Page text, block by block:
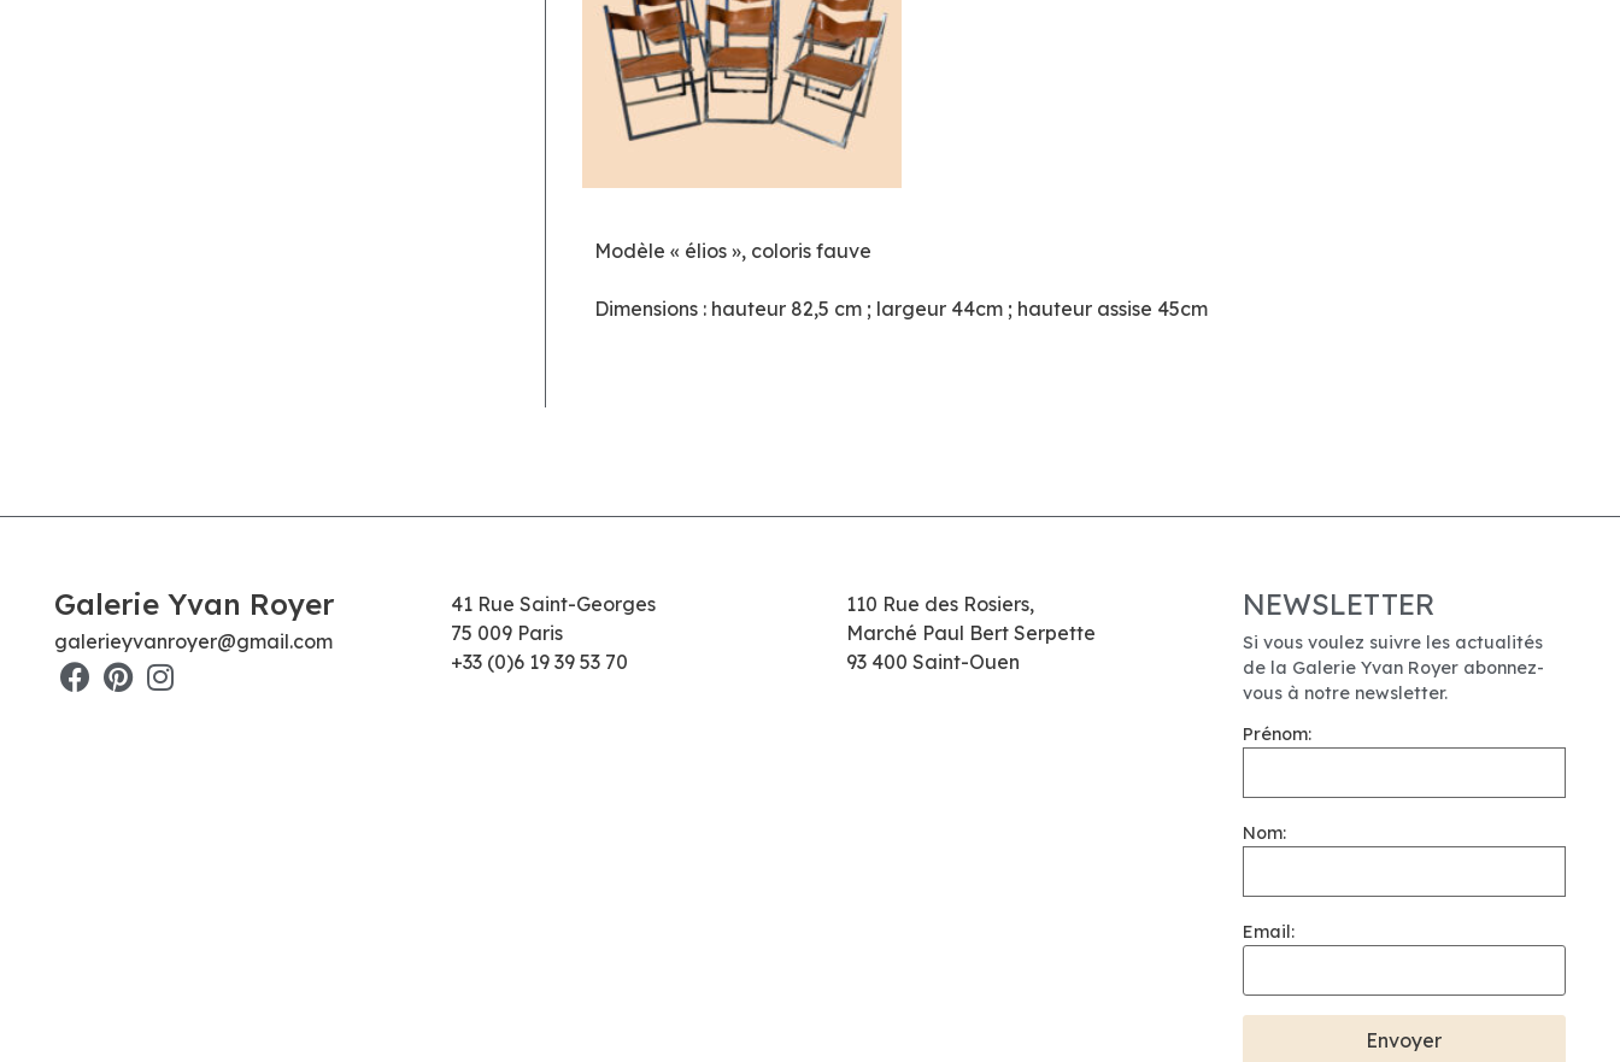
Modèle « élios », coloris fauve
Dimensions : hauteur 82,5 cm ; largeur 44cm ; hauteur assise 45cm
Galerie Yvan Royer
galerieyvanroyer@gmail.com
41 Rue Saint-Georges
75 009 Paris
+33 (0)6 19 39 53 70
110 Rue des Rosiers,
Marché Paul Bert Serpette
93 400 Saint-Ouen
NEWSLETTER
Si vous voulez suivre les actualités
de la Galerie Yvan Royer abonnez-
vous à notre newsletter.
Prénom:
Nom:
Email: